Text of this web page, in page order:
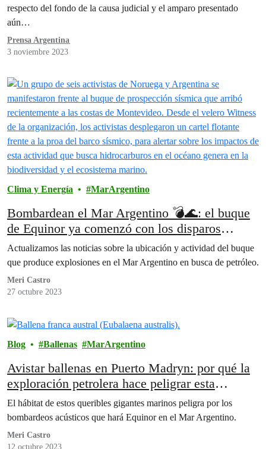
respecto del fondo de la causa judicial y el amparo presentado
aún…
Prensa Argentina
3 noviembre 2023
Clima y Energía MarArgentino
Bombardean el Mar Argentino 💣🌊: el buque
de Equinor ya comenzó con los disparos
acústicos
Actualizamos las noticias sobre la ubicación y actividad del buque
que produce explosiones en el Mar Argentino en busca de petróleo.
Meri Castro
27 octubre 2023
Blog Ballenas MarArgentino
Avistar ballenas en Puerto Madryn: por qué la
exploración petrolera hace peligrar esta
actividad única en el mundo
El hábitat de estos queribles gigantes marinos peligra por los
bombardeos acústicos que hará Equinor en el Mar Argentino.
Meri Castro
12 octubre 2023